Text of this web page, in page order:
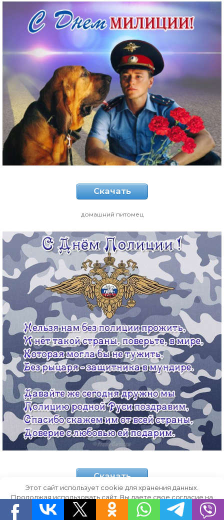
Скачать
домашний питомец
Скачать
золотой орёл
Этот сайт использует cookie для хранения данных.
Продолжая использовать сайт, Вы даете свое согласие на
работу с этими файлами.